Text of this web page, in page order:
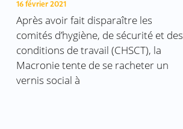
16 février 2021
Après avoir fait disparaître les
comités d’hygiène, de sécurité et des
conditions de travail (​CHSCT), la
Macronie tente de se racheter un
vernis social à